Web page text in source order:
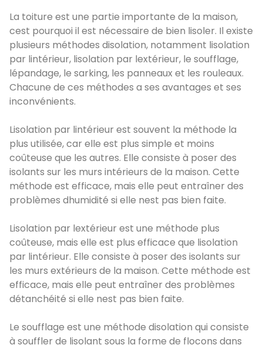
La toiture est une partie importante de la maison,
cest pourquoi il est nécessaire de bien lisoler. Il existe
plusieurs méthodes disolation, notamment lisolation
par lintérieur, lisolation par lextérieur, le soufflage,
lépandage, le sarking, les panneaux et les rouleaux.
Chacune de ces méthodes a ses avantages et ses
inconvénients.
Lisolation par lintérieur est souvent la méthode la
plus utilisée, car elle est plus simple et moins
coûteuse que les autres. Elle consiste à poser des
isolants sur les murs intérieurs de la maison. Cette
méthode est efficace, mais elle peut entraîner des
problèmes dhumidité si elle nest pas bien faite.
Lisolation par lextérieur est une méthode plus
coûteuse, mais elle est plus efficace que lisolation
par lintérieur. Elle consiste à poser des isolants sur
les murs extérieurs de la maison. Cette méthode est
efficace, mais elle peut entraîner des problèmes
détanchéité si elle nest pas bien faite.
Le soufflage est une méthode disolation qui consiste
à souffler de lisolant sous la forme de flocons dans